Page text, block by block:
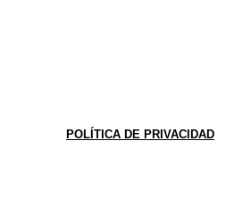
POLÍTICA DE PRIVACIDAD